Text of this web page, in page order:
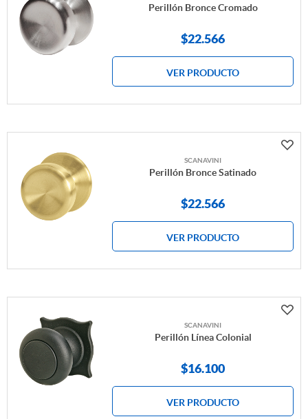
Perillón Bronce Cromado
$22.566
VER PRODUCTO
SCANAVINI
Perillón Bronce Satinado
$22.566
VER PRODUCTO
SCANAVINI
Perillón Línea Colonial
$16.100
VER PRODUCTO